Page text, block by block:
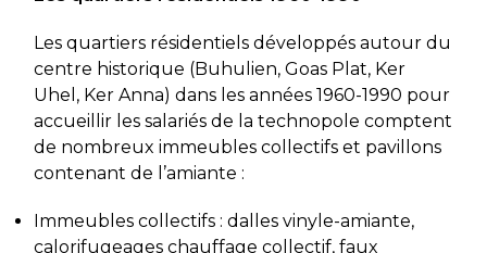
Les quartiers résidentiels développés autour du
centre historique (Buhulien, Goas Plat, Ker
Uhel, Ker Anna) dans les années 1960-1990 pour
accueillir les salariés de la technopole comptent
de nombreux immeubles collectifs et pavillons
contenant de l’amiante :
Immeubles collectifs : dalles vinyle-amiante,
calorifugeages chauffage collectif, faux